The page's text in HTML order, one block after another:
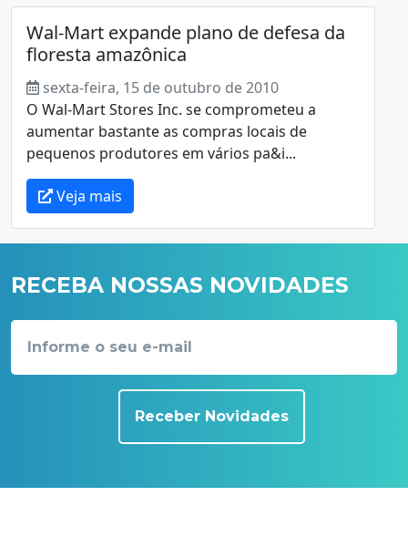
Wal-Mart expande plano de defesa da
floresta amazônica
sexta-feira, 15 de outubro de 2010
O Wal-Mart Stores Inc. se comprometeu a
aumentar bastante as compras locais de
pequenos produtores em vários pa&i...
Veja mais
RECEBA NOSSAS NOVIDADES
Receber Novidades